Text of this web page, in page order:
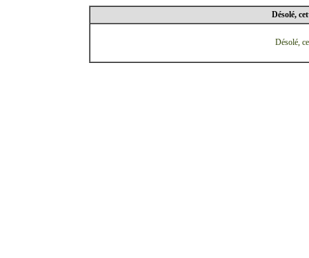
Désolé,
Désolé,